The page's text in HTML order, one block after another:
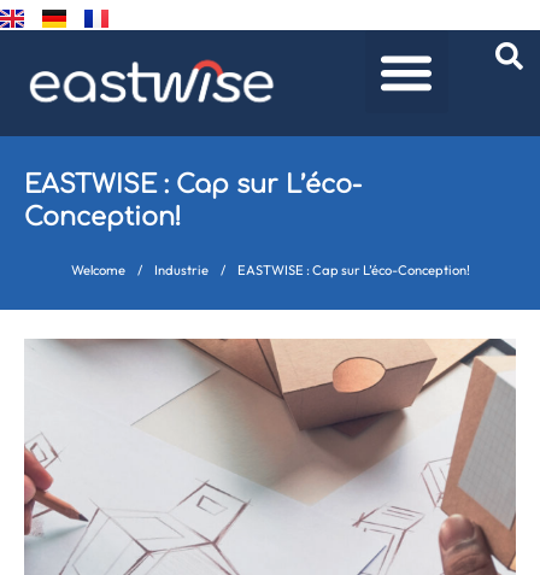
EASTWISE : Cap sur L’éco-
Conception!
Welcome / Industrie / EASTWISE : Cap sur L’éco-Conception!